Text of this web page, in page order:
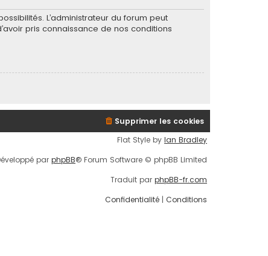
L’administrateur du forum peut
pris connaissance de nos conditions
Supprimer les cookies
Flat Style by Ian Bradley
par phpBB® Forum Software © phpBB Limited
Traduit par phpBB-fr.com
Confidentialité | Conditions